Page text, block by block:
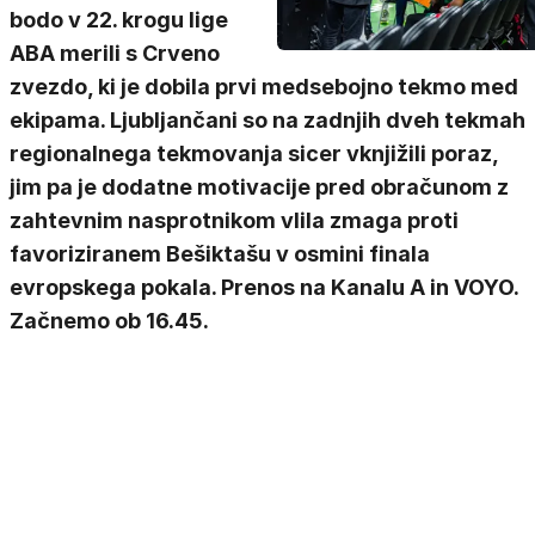
bodo v 22. krogu lige
ABA merili s Crveno
zvezdo, ki je dobila prvi medsebojno tekmo med
ekipama. Ljubljančani so na zadnjih dveh tekmah
regionalnega tekmovanja sicer vknjižili poraz,
jim pa je dodatne motivacije pred obračunom z
zahtevnim nasprotnikom vlila zmaga proti
favoriziranem Bešiktašu v osmini finala
evropskega pokala. Prenos na Kanalu A in VOYO.
Začnemo ob 16.45.